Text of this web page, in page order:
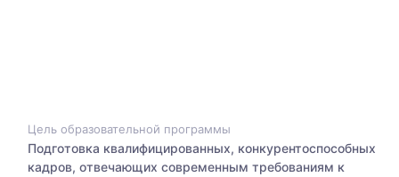
Цель образовательной программы
Подготовка квалифицированных, конкурентоспособных
кадров, отвечающих современным требованиям к